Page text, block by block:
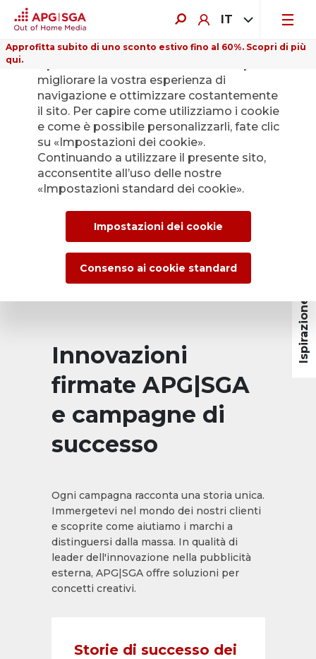
IT
Approfitta subito di uno sconto estivo fino al 60%. Scopri di più
qui.
Innovazioni
firmate APG|SGA
e campagne di
successo
Ogni campagna racconta una storia unica.
Immergetevi nel mondo dei nostri clienti
e scoprite come aiutiamo i marchi a
distinguersi dalla massa. In qualità di
leader dell'innovazione nella pubblicità
esterna, APG|SGA offre soluzioni per
concetti creativi.
Storie di successo dei
Ispirazione e innovazione
migliorare la vostra esperienza di
navigazione e ottimizzare costantemente
il sito. Per capire come utilizziamo i cookie
e come è possibile personalizzarli, fate clic
su «Impostazioni dei cookie».
Continuando a utilizzare il presente sito,
acconsentite all’uso delle nostre
«Impostazioni standard dei cookie».
Impostazioni dei cookie
Consenso ai cookie standard